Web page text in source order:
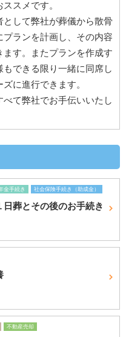
スメです。
として弊社が葬儀から散骨
ランを計画し、その内容
す。またプランを作成す
できる限り一緒に同席し
に進行できます。
て弊社でお手伝いいたし
金手続き 社会保険手続き（助成金）
葬とその後のお手続き
不動産売却